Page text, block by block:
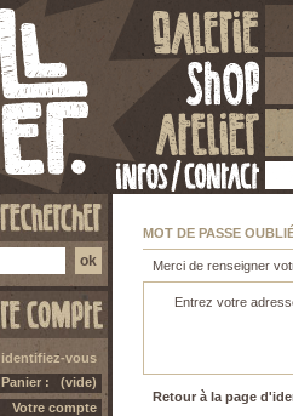
identifiez-vous
Panier :
(vide)
Votre compte
MOT DE PASSE
Merci de renseigner
Entrez votre
Retour à la page